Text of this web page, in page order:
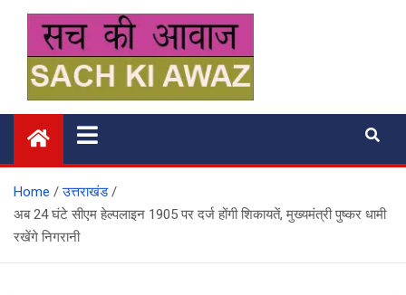
content
सच की आवाज
Home
उत्तराखंड
अब 24 घंटे सीएम हेल्पलाइन 1905 पर दर्ज होंगी शिकायतें, मुख्यमंत्री पुष्कर धामी
रखेंगे निगरानी